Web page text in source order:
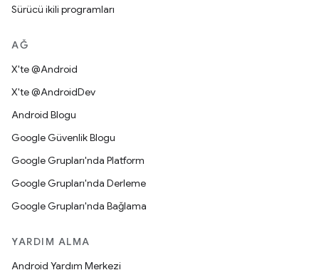
Sürücü ikili programları
AĞ
X'te @Android
X'te @AndroidDev
Android Blogu
Google Güvenlik Blogu
Google Grupları'nda Platform
Google Grupları'nda Derleme
Google Grupları'nda Bağlama
YARDIM ALMA
Android Yardım Merkezi